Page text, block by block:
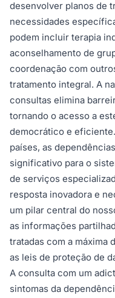
desenvolver planos de
necessidades
podem incluir terapia
aconselhamento de
coordenação com
tratamento integral. A
consultas elimina
tornando o acesso a
democrático e
países, as
significativo para o
de serviços
resposta inovadora e
um pilar central do
as informações
tratadas com a máxima
as leis de proteção de
A consulta com um
sintomas da